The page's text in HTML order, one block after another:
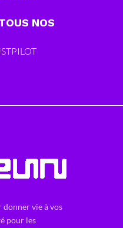
NOS
donner vie à vos
pour les